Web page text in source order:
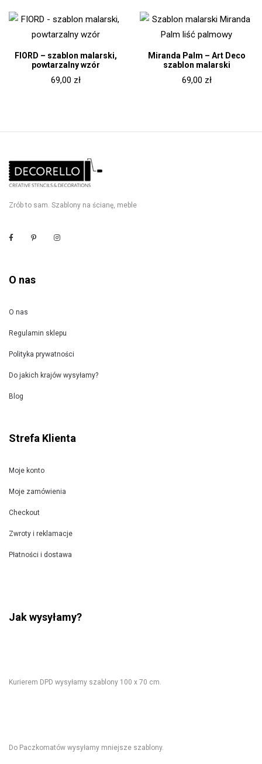
FIORD – szablon malarski,
powtarzalny wzór
69,00 zł
Miranda Palm – Art Deco
szablon malarski
69,00 zł
Zrób to sam. Szablony na ścianę, meble
O nas
O nas
Regulamin sklepu
Polityka prywatności
Do jakich krajów wysyłamy?
Blog
Strefa Klienta
Moje konto
Moje zamówienia
Checkout
Zwroty i reklamacje
Płatności i dostawa
Jak wysyłamy?
Kurierem DPD wysyłamy szablony 100 x 70 cm.
Do Paczkomatów wysyłamy mniejsze szablony.